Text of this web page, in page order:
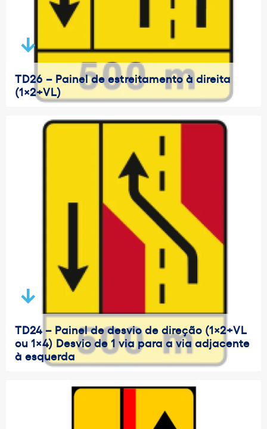
TD26 – Painel de estreitamento à direita
(1×2+VL)
TD24 – Painel de desvio de direção (1×2+VL
ou 1×4) Desvio de 1 via para a via adjacente
à esquerda